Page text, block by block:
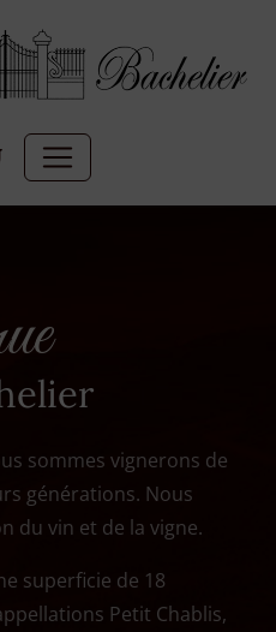
sommes vignerons de
générations. Nous
du vin et de la vigne.
superficie de 18
Petit Chablis,